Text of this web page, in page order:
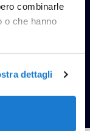
combinarle
o che hanno
dettagli
fino alla
di poter
buona parte
Place to
Work